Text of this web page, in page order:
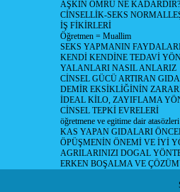
AŞKIN ÖMRÜ NE KADARDIR?
CİNSELLİK-SEKS
İŞ FİKİRLERİ
Öğretmen = Muallim
SEKS YAPMANIN
KENDİ KENDİNE TEDAVİ
YALANLARI NASIL ANLARIZ
CİNSEL GÜCÜ ARTIRAN
DEMİR EKSİKLİĞİNİN
İDEAL KİLO, ZAYIFLAMA
CİNSEL TEPKİ EVRELERİ
öğretmene ve egitime dair atasözleri
KAS YAPAN GIDALARI
ÖPÜŞMENİN ÖNEMİ VE İYİ
AGRILARINIZI DOGAL
ERKEN BOŞALMA VE